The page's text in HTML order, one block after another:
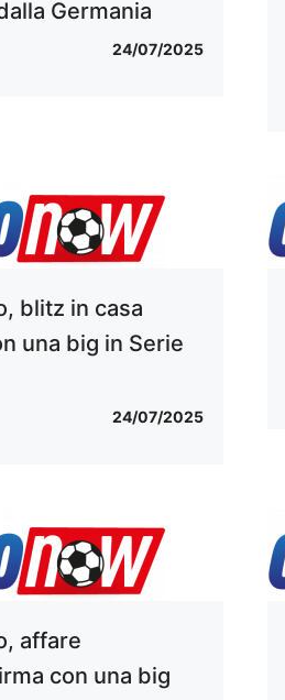
Germania
24/07/2025
blitz in casa
una big in Serie
24/07/2025
affare
con una big